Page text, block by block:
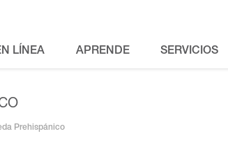
LÍNEA APRENDE SERVICIOS
Prehispánico